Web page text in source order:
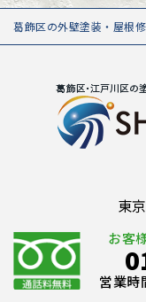
葛飾区の外壁塗装・屋根
東
お客
営業時